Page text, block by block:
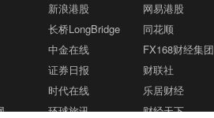
新浪港股 网易港股
长桥LongBridge 同花顺
中金在线 FX168财经集团
证券日报 财联社
时代在线 乐居财经
环球旅讯 财经天下